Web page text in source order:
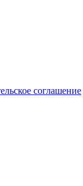
соглашение